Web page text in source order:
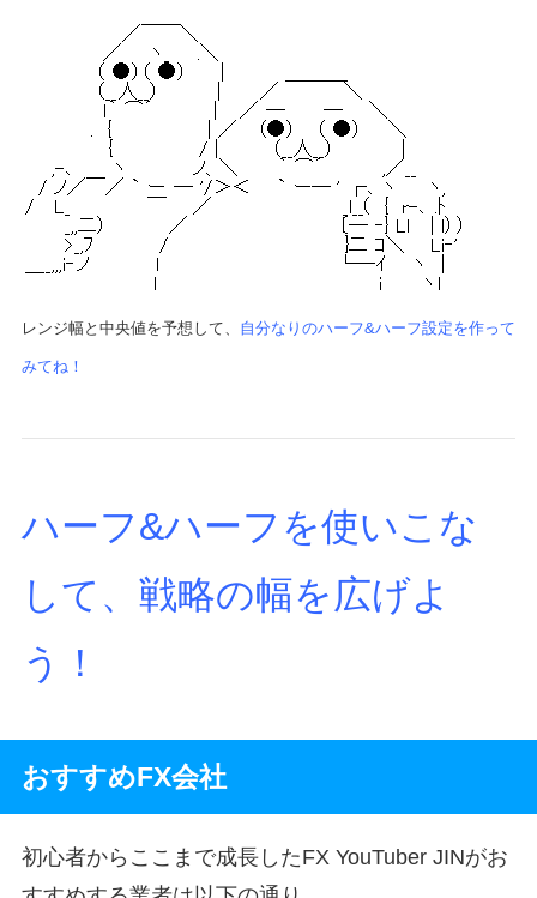
レンジ幅と中央値を予想して、 自分なりのハーフ&ハーフ設定を作って
みてね！
ハーフ&ハーフを使いこな
して、戦略の幅を広げよ
う！
おすすめFX会社
初心者からここまで成長したFX YouTuber JINがお